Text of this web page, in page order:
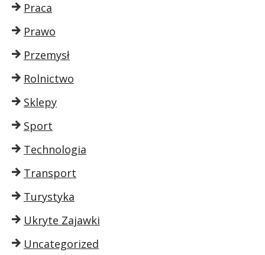
Praca
Prawo
Przemysł
Rolnictwo
Sklepy
Sport
Technologia
Transport
Turystyka
Ukryte Zajawki
Uncategorized